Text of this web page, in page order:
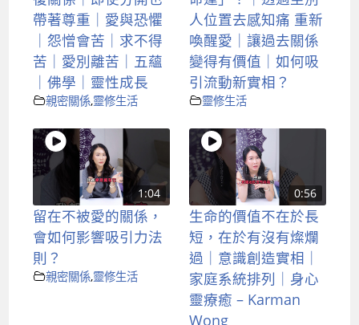
帶著尊重｜愛與恐懼
｜怨憎會苦｜求不得
苦｜愛別離苦｜五蘊
｜佛學｜靈性成長
親密關係,靈修生活
人位置去感知痛 重新
喚醒愛｜讓過去關係
變得有價值｜如何吸
引流動新實相？
靈修生活
1:04
留在不被愛的關係，
會如何影響吸引力法
則？
親密關係,靈修生活
0:56
生命的價值不在於長
短，在於有沒有燦爛
過｜意識創造實相｜
家庭系統排列｜身心
靈療癒 – Karman
Wong